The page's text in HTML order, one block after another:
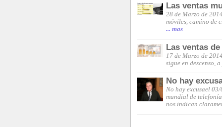
Las ventas
28 de Marzo de
móviles, camino de
... mas
Las ventas
17 de Marzo de
sigue en descenso,
No hay
No hay excusael
mundial de
nos indican